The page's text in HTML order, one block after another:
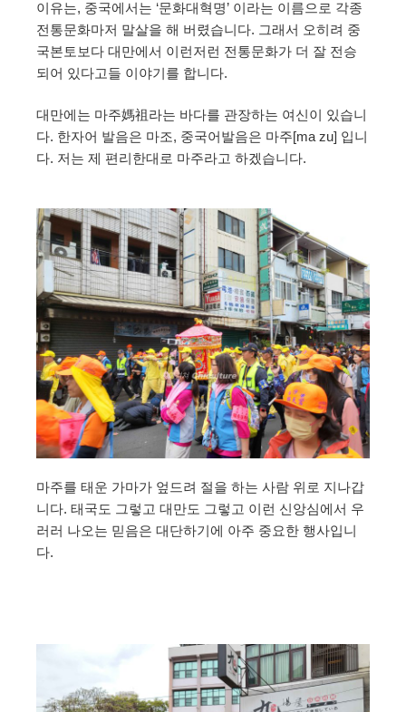
이유는, 중국에서는 ‘문화대혁명’ 이라는 이름으로 각종
전통문화마저 말살을 해 버렸습니다. 그래서 오히려 중
국본토보다 대만에서 이런저런 전통문화가 더 잘 전승
되어 있다고들 이야기를 합니다.
대만에는 마주媽祖라는 바다를 관장하는 여신이 있습니
다. 한자어 발음은 마조, 중국어발음은 마주[ma zu] 입니
다. 저는 제 편리한대로 마주라고 하겠습니다.
마주를 태운 가마가 엎드려 절을 하는 사람 위로 지나갑
니다. 태국도 그렇고 대만도 그렇고 이런 신앙심에서 우
러러 나오는 믿음은 대단하기에 아주 중요한 행사입니
다.